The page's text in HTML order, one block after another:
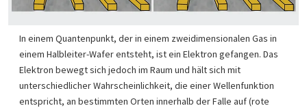
In einem Quantenpunkt, der in einem zweidimensionalen Gas in
einem Halbleiter-Wafer entsteht, ist ein Elektron gefangen. Das
Elektron bewegt sich jedoch im Raum und hält sich mit
unterschiedlicher Wahrscheinlichkeit, die einer Wellenfunktion
entspricht, an bestimmten Orten innerhalb der Falle auf (rote